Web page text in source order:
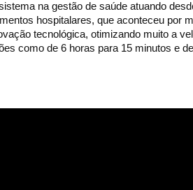
na gestão de saúde atuando
hospitalares, que aconteceu por
tecnológica, otimizando muito a
como de 6 horas para 15 minutos e